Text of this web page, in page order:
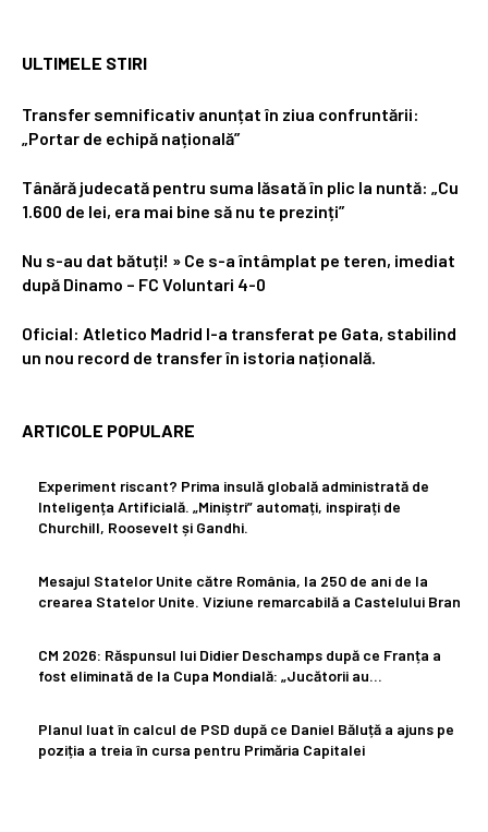
ULTIMELE STIRI
Transfer semnificativ anunțat în ziua confruntării:
„Portar de echipă națională”
Tânără judecată pentru suma lăsată în plic la nuntă: „Cu
1.600 de lei, era mai bine să nu te prezinți”
Nu s-au dat bătuți! » Ce s-a întâmplat pe teren, imediat
după Dinamo – FC Voluntari 4-0
Oficial: Atletico Madrid l-a transferat pe Gata, stabilind
un nou record de transfer în istoria națională.
ARTICOLE POPULARE
Experiment riscant? Prima insulă globală administrată de
Inteligența Artificială. „Miniștri” automați, inspirați de
Churchill, Roosevelt și Gandhi.
Mesajul Statelor Unite către România, la 250 de ani de la
crearea Statelor Unite. Viziune remarcabilă a Castelului Bran
CM 2026: Răspunsul lui Didier Deschamps după ce Franța a
fost eliminată de la Cupa Mondială: „Jucătorii au…
Planul luat în calcul de PSD după ce Daniel Băluță a ajuns pe
poziția a treia în cursa pentru Primăria Capitalei